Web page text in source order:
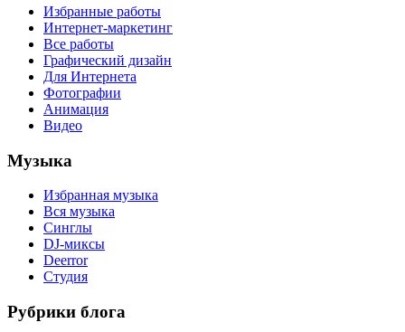
Избранные работы
Интернет-маркетинг
Все работы
Графический дизайн
Для Интернета
Фотографии
Анимация
Видео
Музыка
Избранная музыка
Вся музыка
Синглы
DJ-миксы
Deerror
Студия
Рубрики блога